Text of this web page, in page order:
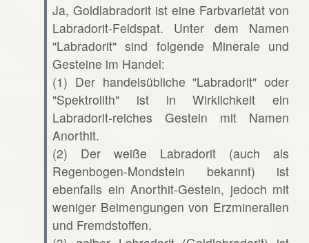
Ja, Goldlabradorit ist eine Farbvarietät von
Labradorit-Feldspat. Unter dem Namen
"Labradorit" sind folgende Minerale und
Gesteine im Handel:
(1) Der handelsübliche "Labradorit" oder
"Spektrolith" ist in Wirklichkeit ein
Labradorit-reiches Gestein mit Namen
Anorthit.
(2) Der weiße Labradorit (auch als
Regenbogen-Mondstein bekannt) ist
ebenfalls ein Anorthit-Gestein, jedoch mit
weniger Beimengungen von Erzmineralien
und Fremdstoffen.